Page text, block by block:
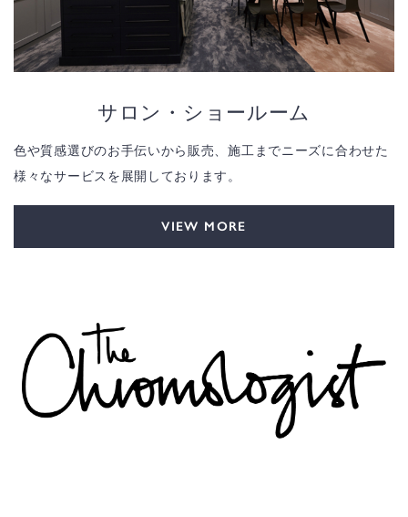
サロン・ショールーム
色や質感選びのお手伝いから販売、施工までニーズに合わせた
様々なサービスを展開しております。
VIEW MORE